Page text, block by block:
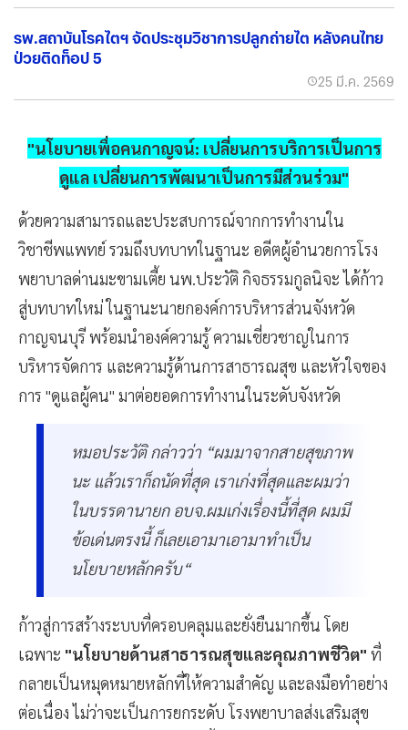
รพ.สถาบันโรคไตฯ จัดประชุมวิชาการปลูกถ่ายไต หลังคนไทย
ป่วยติดท็อป 5
25 มี.ค. 2569
"นโยบายเพื่อคนกาญจน์: เปลี่ยนการบริการเป็นการ
ดูแล เปลี่ยนการพัฒนาเป็นการมีส่วนร่วม"
ด้วยความสามารถและประสบการณ์จากการทำงานใน
วิชาชีพแพทย์ รวมถึงบทบาทในฐานะ อดีตผู้อำนวยการโรง
พยาบาลด่านมะขามเตี้ย นพ.ประวัติ กิจธรรมกูลนิจะ ได้ก้าว
สู่บทบาทใหม่ ในฐานะนายกองค์การบริหารส่วนจังหวัด
กาญจนบุรี พร้อมนำองค์ความรู้ ความเชี่ยวชาญในการ
บริหารจัดการ และความรู้ด้านการสาธารณสุข และหัวใจของ
การ "ดูแลผู้คน" มาต่อยอดการทำงานในระดับจังหวัด
หมอประวัติ กล่าวว่า “ผมมาจากสายสุขภาพ
นะ แล้วเราก็ถนัดที่สุด เราเก่งที่สุดและผมว่า
ในบรรดานายก อบจ.ผมเก่งเรื่องนี้ที่สุด ผมมี
ข้อเด่นตรงนี้ ก็เลยเอามาเอามาทำเป็น
นโยบายหลักครับ“
ก้าวสู่การสร้างระบบที่ครอบคลุมและยั่งยืนมากขึ้น โดย
เฉพาะ "นโยบายด้านสาธารณสุขและคุณภาพชีวิต" ที่
กลายเป็นหมุดหมายหลักที่ให้ความสำคัญ และลงมือทำอย่าง
ต่อเนื่อง ไม่ว่าจะเป็นการยกระดับ โรงพยาบาลส่งเสริมสุข